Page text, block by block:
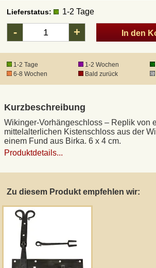
Lieferstatus: 1-2 Tage
- + In den
1-2 Tage 1-2 Wochen
6-8 Wochen
Bald zurück
Kurzbeschreibung
Wikinger-Vorhängeschloss – Replik von
mittelalterlichen Kistenschloss aus der
einem Fund aus Birka. 6 x 4 cm.
Produktdetails...
Zu diesem Produkt empfehlen wir:
DHL Paket
DPD
DHL Kleinpaket
Waffenrecht und FSK 18
Produkthaftung
Widerrufsrecht
Anfertigung von Museumsrepliken
Mittelalter-Großhandel